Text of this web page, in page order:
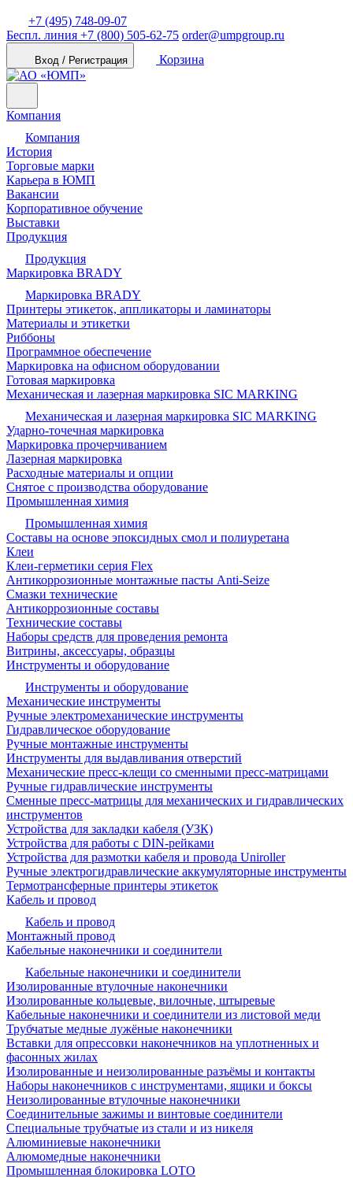
+7 (495) 748-09-07
Беспл. линия +7 (800) 505-62-75 order@umpgroup.ru
Вход / Регистрация Корзина
Компания
Компания
История
Торговые марки
Карьера в ЮМП
Вакансии
Корпоративное обучение
Выставки
Продукция
Продукция
Маркировка BRADY
Маркировка BRADY
Принтеры этикеток, аппликаторы и ламинаторы
Материалы и этикетки
Риббоны
Программное обеспечение
Маркировка на офисном оборудовании
Готовая маркировка
Механическая и лазерная маркировка SIC MARKING
Механическая и лазерная маркировка SIC MARKING
Ударно-точечная маркировка
Маркировка прочерчиванием
Лазерная маркировка
Расходные материалы и опции
Снятое с производства оборудование
Промышленная химия
Промышленная химия
Составы на основе эпоксидных смол и полиуретана
Клеи
Клеи-герметики серия Flex
Антикоррозионные монтажные пасты Anti-Seize
Смазки технические
Антикоррозионные составы
Технические составы
Наборы средств для проведения ремонта
Витрины, аксессуары, образцы
Инструменты и оборудование
Инструменты и оборудование
Механические инструменты
Ручные электромеханические инструменты
Гидравлическое оборудование
Ручные монтажные инструменты
Инструменты для выдавливания отверстий
Механические пресс-клещи со сменными пресс-матрицами
Ручные гидравлические инструменты
Сменные пресс-матрицы для механических и гидравлических
инструментов
Устройства для закладки кабеля (УЗК)
Устройства для работы с DIN-рейками
Устройства для размотки кабеля и провода Uniroller
Ручные электрогидравлические аккумуляторные инструменты
Термотрансферные принтеры этикеток
Кабель и провод
Кабель и провод
Монтажный провод
Кабельные наконечники и соединители
Кабельные наконечники и соединители
Изолированные втулочные наконечники
Изолированные кольцевые, вилочные, штыревые
Кабельные наконечники и соединители из листовой меди
Трубчатые медные лужёные наконечники
Вставки для опрессовки наконечников на уплотненных и
фасонных жилах
Изолированные и неизолированные разъёмы и контакты
Наборы наконечников с инструментами, ящики и боксы
Неизолированные втулочные наконечники
Соединительные зажимы и винтовые соединители
Специальные трубчатые из стали и из никеля
Алюминиевые наконечники
Алюмомедные наконечники
Промышленная блокировка LOTO